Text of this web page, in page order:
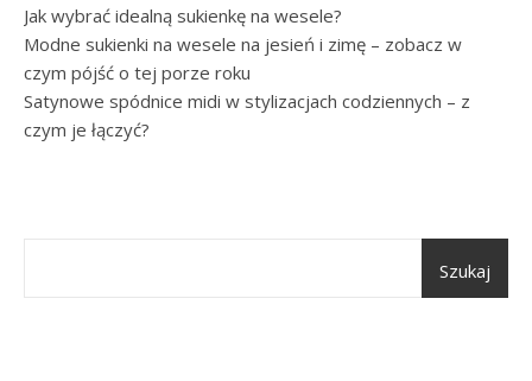
Jak wybrać idealną sukienkę na wesele?
Modne sukienki na wesele na jesień i zimę – zobacz w
czym pójść o tej porze roku
Satynowe spódnice midi w stylizacjach codziennych – z
czym je łączyć?
Szukaj